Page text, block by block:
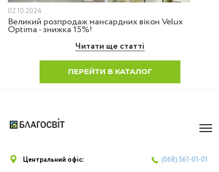
02.10.2024
Великий розпродаж мансардних вікон Velux
Optima - знижка 15%!
Читати ще статті
ПЕРЕЙТИ В КАТАЛОГ
Центральний офіс: (068) 561-01-01